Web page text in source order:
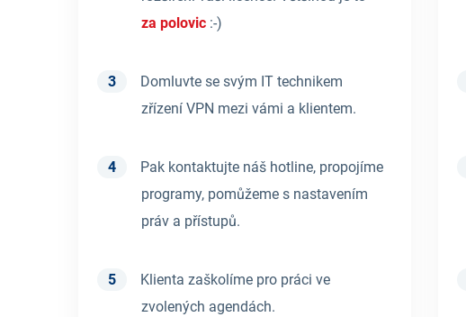
za polovic :-)
Domluvte se svým IT technikem
zřízení VPN mezi vámi a klientem.
Pak kontaktujte náš hotline, propojíme
programy, pomůžeme s nastavením
práv a přístupů.
Klienta zaškolíme pro práci ve
zvolených agendách.